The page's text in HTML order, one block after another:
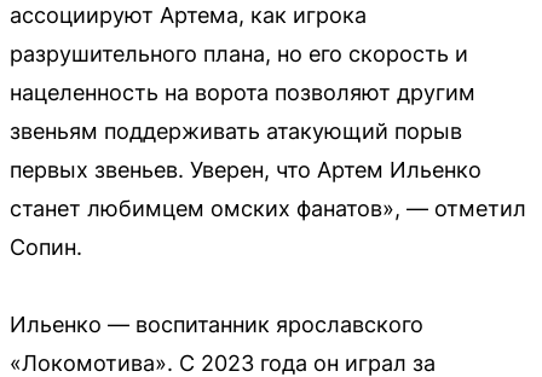
ассоциируют Артема, как игрока
разрушительного плана, но его скорость и
нацеленность на ворота позволяют другим
звеньям поддерживать атакующий порыв
первых звеньев. Уверен, что Артем Ильенко
станет любимцем омских фанатов», — отметил
Сопин.
Ильенко — воспитанник ярославского
«Локомотива». С 2023 года он играл за